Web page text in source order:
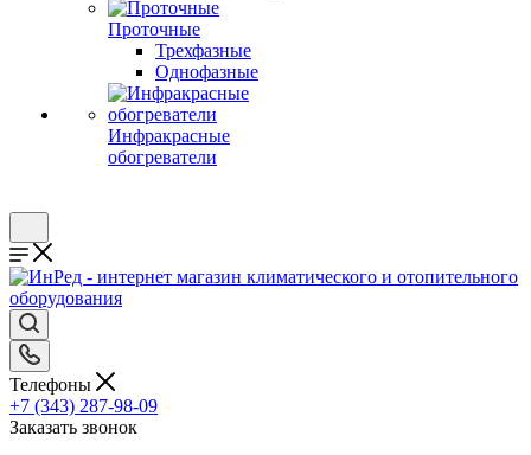
Проточные
Трехфазные
Однофазные
Инфракрасные
обогреватели
Телефоны
+7 (343) 287-98-09
Заказать звонок